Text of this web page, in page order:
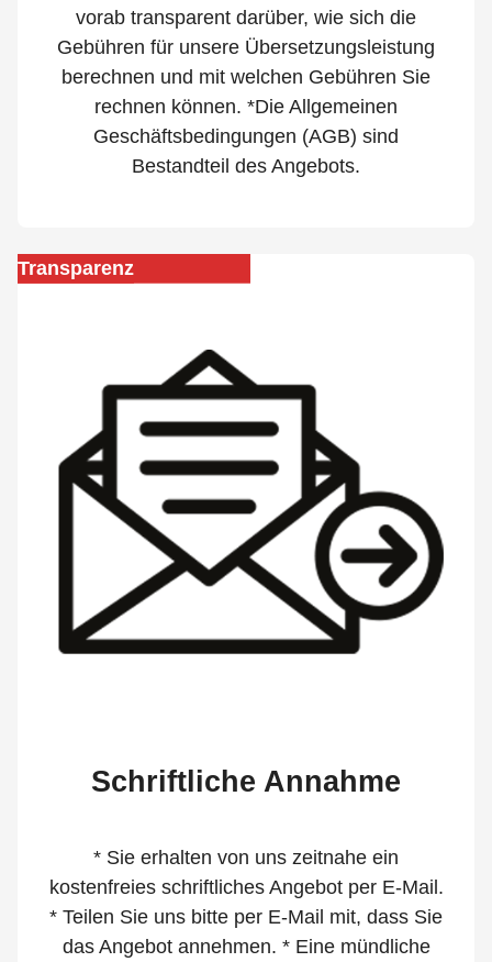
vorab transparent darüber, wie sich die
Gebühren für unsere Übersetzungsleistung
berechnen und mit welchen Gebühren Sie
rechnen können. *Die Allgemeinen
Geschäftsbedingungen (AGB) sind
Bestandteil des Angebots.
Transparenz
Schriftliche Annahme
* Sie erhalten von uns zeitnahe ein
kostenfreies schriftliches Angebot per E-Mail.
* Teilen Sie uns bitte per E-Mail mit, dass Sie
das Angebot annehmen. * Eine mündliche